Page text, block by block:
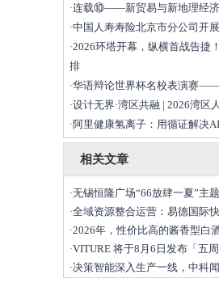
·连载⑩——新贸易与新地理经济
·中国人寿寿险北京市分公司开
·2026环塔开幕，纵横首战告捷
排
·华语辩论世界杯名校表演赛
·设计无界·湾区共融 | 2026湾区
·阿里健康氢离子：用循证解决
相关文章
·无锡恒隆广场“66放肆一夏”主
·全域资源整合运营：易德国际
·​2026年，性价比高的酱香型白
·VITURE 将于8月6日发布「五
·决策智能深入生产一线，中科